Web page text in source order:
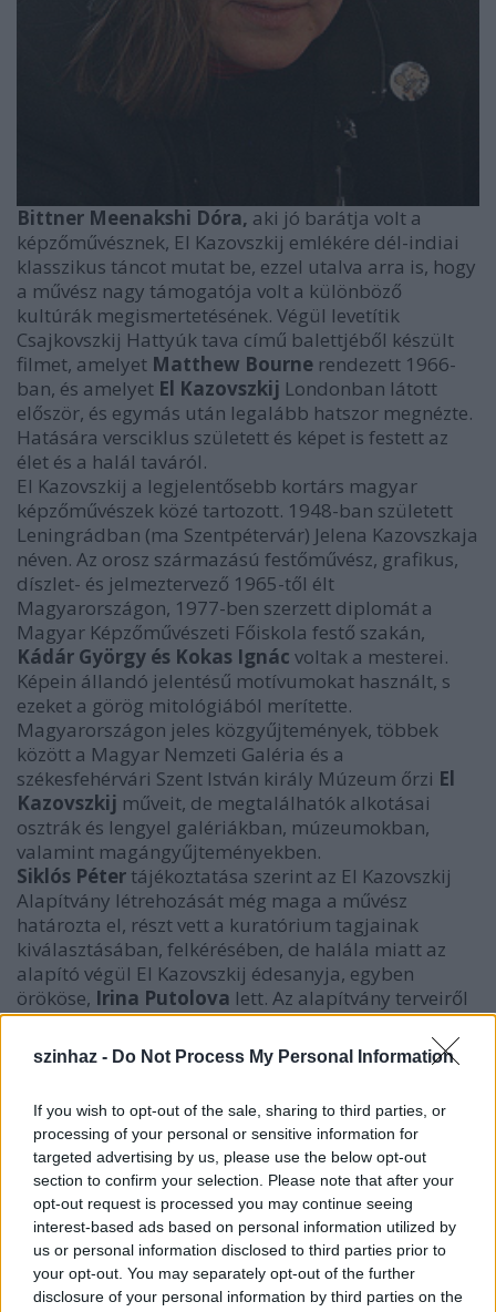
szinhaz - Do Not Process My Personal Information
If you wish to opt-out of the sale, sharing to third parties, or
processing of your personal or sensitive information for
targeted advertising by us, please use the below opt-out
section to confirm your selection. Please note that after your
opt-out request is processed you may continue seeing
interest-based ads based on personal information utilized by
us or personal information disclosed to third parties prior to
your opt-out. You may separately opt-out of the further
disclosure of your personal information by third parties on the
Bittner Meenakshi Dóra, aki jó barátja volt a
képzőművésznek, El Kazovszkij emlékére dél-indiai
klasszikus táncot mutat be, ezzel utalva arra is, hogy
a művész nagy támogatója volt a különböző
kultúrák megismertetésének. Végül levetítik
Csajkovszkij Hattyúk tava című balettjéből készült
filmet, amelyet Matthew Bourne rendezett 1966-
ban, és amelyet El Kazovszkij Londonban látott
először, és egymás után legalább hatszor megnézte.
Hatására versciklus született és képet is festett az
élet és a halál taváról.
El Kazovszkij a legjelentősebb kortárs magyar
képzőművészek közé tartozott. 1948-ban született
Leningrádban (ma Szentpétervár) Jelena Kazovszkaja
néven. Az orosz származású festőművész, grafikus,
díszlet- és jelmeztervező 1965-től élt
Magyarországon, 1977-ben szerzett diplomát a
Magyar Képzőművészeti Főiskola festő szakán,
Kádár György és Kokas Ignác voltak a mesterei.
Képein állandó jelentésű motívumokat használt, s
ezeket a görög mitológiából merítette.
Magyarországon jeles közgyűjtemények, többek
között a Magyar Nemzeti Galéria és a
székesfehérvári Szent István király Múzeum őrzi El
Kazovszkij műveit, de megtalálhatók alkotásai
osztrák és lengyel galériákban, múzeumokban,
valamint magángyűjteményekben.
Siklós Péter tájékoztatása szerint az El Kazovszkij
Alapítvány létrehozását még maga a művész
határozta el, részt vett a kuratórium tagjainak
kiválasztásában, felkérésében, de halála miatt az
alapító végül El Kazovszkij édesanyja, egyben
örököse, Irina Putolova lett. Az alapítvány terveiről
az elnök elmondta, hogy még az idén megjelenik az
El Kazovszkijjalkészült interjúkból és
beszélgetésekből szerkesztett kötet a Magvető
kiállítás is munkáiból.